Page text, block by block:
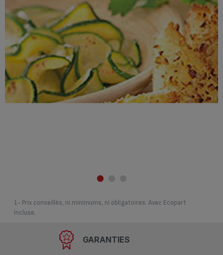
1- Prix conseillés, ni minimums, ni obligatoires. Avec Ecopart
incluse.
GARANTIES